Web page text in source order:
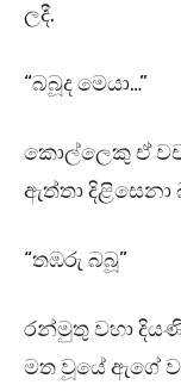
ලදී.
“බබූද මෙයා…”
කොල්ලෙකු ඒ
ඇත්තා දිළිසෙනා
“තඹරු බබූ”
රන්මුතු වහා
මත වූයේ ඇගේ